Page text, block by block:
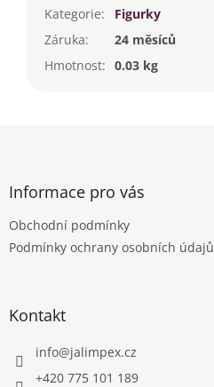
Kategorie:
Figurky
Záruka:
24 měsíců
Hmotnost: 0.03 kg
Informace pro vás
Obchodní podmínky
Podmínky ochrany osobních údajů
Kontakt
info@jalimpex.cz
+420 775 101 189